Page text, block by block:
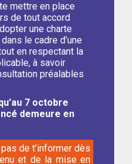
mettre en place
de tout accord
une charte
le cadre d’une
en respectant la
à savoir
préalables
7 octobre
demeure en
de t’informer dès
et de la mise en